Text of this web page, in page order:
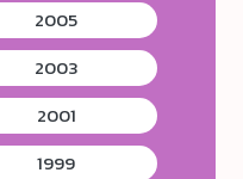
2005
2003
2001
1999